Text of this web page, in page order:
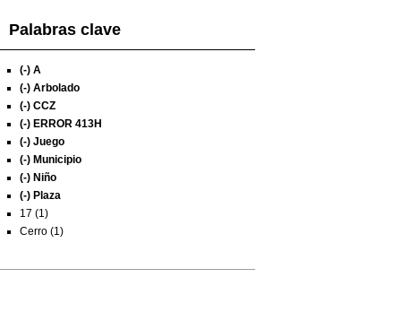
Palabras clave
(-) A
(-) Arbolado
(-) CCZ
(-) ERROR 413H
(-) Juego
(-) Municipio
(-) Niño
(-) Plaza
17 (1)
Cerro (1)